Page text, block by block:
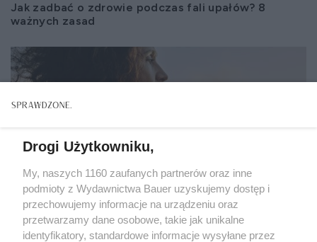
Jak zadbać o zdrowie podczas fali upałów? 8
ważnych zasad
Drogi Użytkowniku,
My, naszych 1160 zaufanych partnerów oraz inne
podmioty z Wydawnictwa Bauer uzyskujemy dostęp i
przechowujemy informacje na urządzeniu oraz
przetwarzamy dane osobowe, takie jak unikalne
identyfikatory, standardowe informacje wysyłane przez